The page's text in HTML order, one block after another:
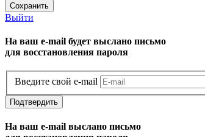
Сохранить
Выйти
На ваш e-mail будет выслано письмо
для восстановления пароля
Введите свой e-mail
Подтвердить
На ваш e-mail выслано письмо